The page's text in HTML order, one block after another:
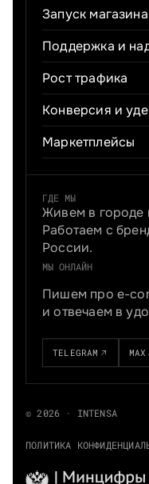
Запуск магазина
Поддержка и
Рост трафика
Конверсия и
Маркетплейсы
ГДЕ МЫ
Живем в городе
Работаем с
России.
МЫ ОНЛАЙН
Пишем про e-
и отвечаем в
TELEGRAM MAX
© 2026 · INTENSA
ПОЛИТИКА